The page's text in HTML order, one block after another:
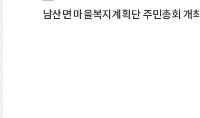
남산면 마을복지계획단 주민총회 개최